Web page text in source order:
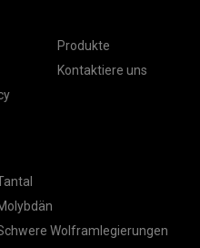
Produkte
Kontaktiere uns
Wolframlegierungen